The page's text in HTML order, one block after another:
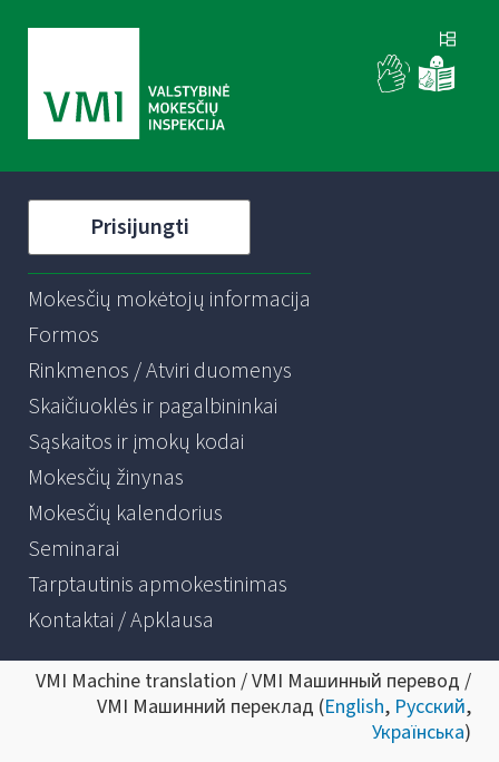
Prisijungti
Mokesčių mokėtojų informacija
Formos
Rinkmenos / Atviri duomenys
Skaičiuoklės ir pagalbininkai
Sąskaitos ir įmokų kodai
Mokesčių žinynas
Mokesčių kalendorius
Seminarai
Tarptautinis apmokestinimas
Kontaktai / Apklausa
VMI Machine translation / VMI Машинный перевод /
VMI Машинний переклад (English, Русский,
Українська)